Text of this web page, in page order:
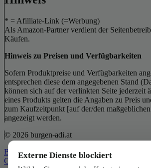
* = Afilliate-Link (=Werbung)
Als Amazon-Partner verdient der
Käufen.
Hinweis zu Preisen und Verfügbarkeiten
Sofern Produktpreise und Verfügbarkeiten
entsprechen diese dem angegebenen Stand
können sich auf der verlinkten Seite jederzeit
eines Produkts gelten die Angaben zu Preis
zum Kaufzeitpunkt [auf der/den
angezeigt werden.
© 2026 burgen-adi.at
Back to Top
Close
Externe Dienste blockiert